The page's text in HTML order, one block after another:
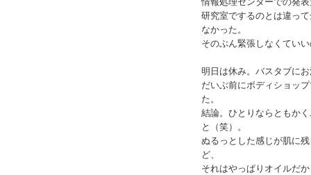
情報処理センターでの発
研究室でするのとは違っ
なかった。
そのぶん緊張しなくてい
明日は休み。バスタブに
だいぶ前にボディショッ
た。
結論。ひとりならともか
と（笑）。
ぬるっとした感じが肌に
ど、
それはやっぱりオイルだ